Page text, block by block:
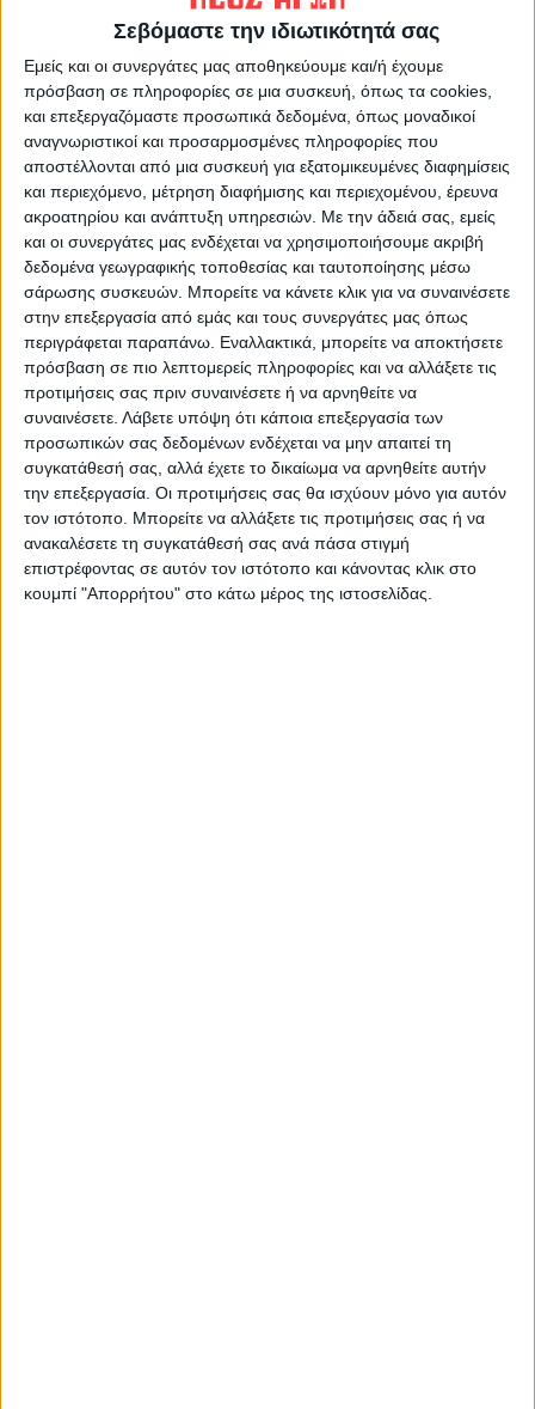
Σεβόμαστε την ιδιωτικότητά σας
Εμείς και οι συνεργάτες μας αποθηκεύουμε και/ή έχουμε
πρόσβαση σε πληροφορίες σε μια συσκευή, όπως τα cookies,
και επεξεργαζόμαστε προσωπικά δεδομένα, όπως μοναδικοί
αναγνωριστικοί και προσαρμοσμένες πληροφορίες που
αποστέλλονται από μια συσκευή για εξατομικευμένες διαφημίσεις
και περιεχόμενο, μέτρηση διαφήμισης και περιεχομένου, έρευνα
ακροατηρίου και ανάπτυξη υπηρεσιών. Με την άδειά σας, εμείς
και οι συνεργάτες μας ενδέχεται να χρησιμοποιήσουμε ακριβή
δεδομένα γεωγραφικής τοποθεσίας και ταυτοποίησης μέσω
σάρωσης συσκευών. Μπορείτε να κάνετε κλικ για να συναινέσετε
στην επεξεργασία από εμάς και τους συνεργάτες μας όπως
περιγράφεται παραπάνω. Εναλλακτικά, μπορείτε να αποκτήσετε
πρόσβαση σε πιο λεπτομερείς πληροφορίες και να αλλάξετε τις
προτιμήσεις σας πριν συναινέσετε ή να αρνηθείτε να
συναινέσετε. Λάβετε υπόψη ότι κάποια επεξεργασία των
προσωπικών σας δεδομένων ενδέχεται να μην απαιτεί τη
συγκατάθεσή σας, αλλά έχετε το δικαίωμα να αρνηθείτε αυτήν
την επεξεργασία. Οι προτιμήσεις σας θα ισχύουν μόνο για αυτόν
τον ιστότοπο. Μπορείτε να αλλάξετε τις προτιμήσεις σας ή να
ανακαλέσετε τη συγκατάθεσή σας ανά πάσα στιγμή
επιστρέφοντας σε αυτόν τον ιστότοπο και κάνοντας κλικ στο
κουμπί "Απορρήτου" στο κάτω μέρος της ιστοσελίδας.
διάφορες περιοχές της Θεσσαλίας
συγκεντρώθηκαν στην Ιτέα και
χειροκρότησαν θερμά τους καλλιτέχνες,
μετατρέποντας τη βραδιά σε μια μεγάλη
γιορτή. Η είσοδος ήταν ελεύθερη,
προσφέροντας σε όλους την ευκαιρία να
απολαύσουν αυτή τη μοναδική συνάντηση.